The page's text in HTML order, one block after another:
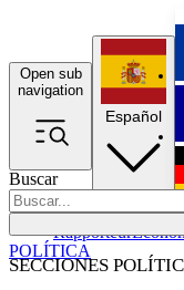
Open sub
navigation
Buscar
SECCIONES
Rapporteur
Español
POLÍTICA